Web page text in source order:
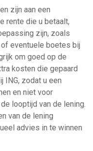
zijn aan een
rente die u betaalt,
zijn, zoals
eventuele boetes bij
om goed op de
kosten die gepaard
ING, zodat u een
en niet voor
looptijd van de lening.
van de lening
advies in te winnen